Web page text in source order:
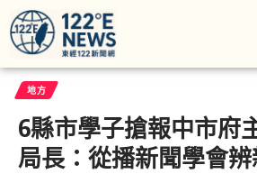
地方
6縣市學子搶報中市
局長：從播新聞學會